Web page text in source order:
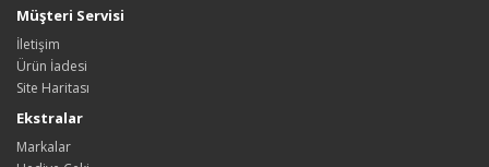
Müşteri Servisi
İletişim
Ürün İadesi
Site Haritası
Ekstralar
Markalar